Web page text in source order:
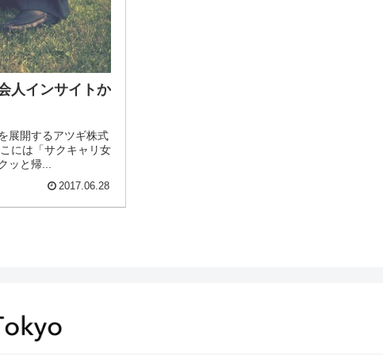
人インサイトか
展開するアツギ株式
には「サクキャリ女
ッと帰...
2017.06.28